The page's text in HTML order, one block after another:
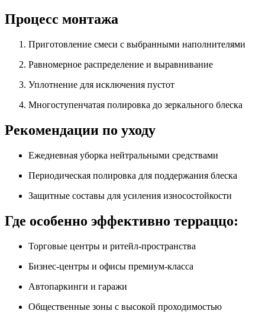
Процесс монтажа
Приготовление смеси с выбранными наполнителями
Равномерное распределение и выравнивание
Уплотнение для исключения пустот
Многоступенчатая полировка до зеркального блеска
Рекомендации по уходу
Ежедневная уборка нейтральными средствами
Периодическая полировка для поддержания блеска
Защитные составы для усиления износостойкости
Где особенно эффективно терраццо:
Торговые центры и ритейл-пространства
Бизнес-центры и офисы премиум-класса
Автопаркинги и гаражи
Общественные зоны с высокой проходимостью